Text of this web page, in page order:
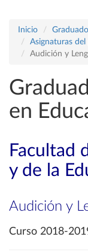
Inicio
Asignaturas
Audición y
en
Facultad
y de la
Audición y
Curso 2018-